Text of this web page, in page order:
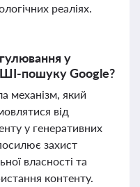
реаліях.
у
пошуку Google?
механізм, який
від
у генеративних
захист
власності та
контенту.